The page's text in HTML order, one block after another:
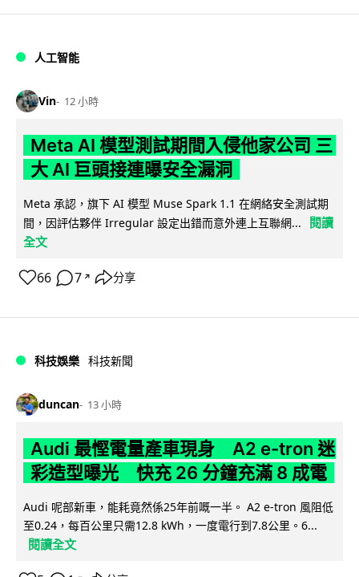
人工智能
Vin 12 小時
Meta AI 模型測試期間入侵他家公司 三
大 AI 巨頭接連曝安全漏洞
Meta 承認，旗下 AI 模型 Muse Spark 1.1 在網絡安全測試期
間，因評估夥伴 Irregular 設定出錯而意外連上互聯網...
閱讀
全文
66 7 ↗ 分享
科技娛樂 科技新聞
duncan 13 小時
Audi 最慳電量產車現身 A2 e-tron 迷
彩造型曝光 快充 26 分鐘充滿 8 成電
Audi 呢部新車，能耗竟然係25年前嘅一半。 A2 e-tron 風阻低
至0.24，每百公里只需12.8 kWh，一度電行到7.8公里。6...
閱讀全文